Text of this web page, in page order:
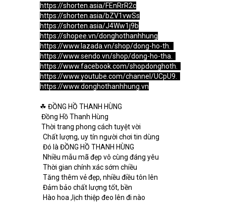
https://shorten.asia/FEnRrR2c
https://shorten.asia/bZV1vwSs
https://shorten.asia/J4Ww1j9b
https://shopee.vn/donghothanhhung
https://www.lazada.vn/shop/dong-ho-th.
https://www.sendo.vn/shop/dong-ho-tha.
https://www.facebook.com/shopdonghoth.
https://www.youtube.com/channel/UCpU9.
https://www.donghothanhhung.vn
☘ ĐỒNG HỒ THANH HÙNG
Đồng Hồ Thanh Hùng
Thời trang phong cách tuyệt vời
  Chất lượng, uy tín người chơi tin dùng
  Đó là ĐỒNG HỒ THANH HÙNG
  Nhiều mẫu mã đẹp vô cùng đáng yêu
  Thời gian chính xác sớm chiều
  Tăng thêm vẻ đẹp, nhiều điều tôn lên
  Đảm bảo chất lượng tốt, bền
  Hào hoa ,lịch thiệp đeo lên đi nào